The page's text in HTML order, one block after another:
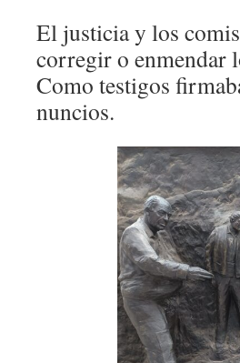
El justicia y los
corregir o enmendar
Como testigos
nuncios.